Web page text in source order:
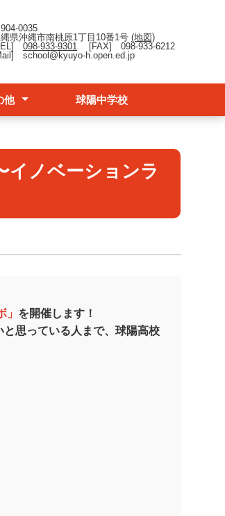
0035
県沖縄市南桃原1丁目10番1号 (地図)
098-933-9301 [FAX] 098-933-6212
school@kyuyo-h.open.ed.jp
他 球陽中学校
イノベーションラ
を開催します！
思っている人まで、球陽高校